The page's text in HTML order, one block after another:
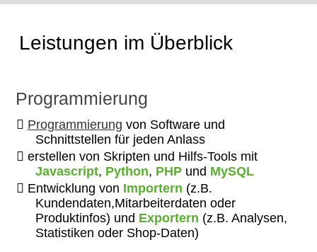
Leistungen im Überblick
Programmierung
Programmierung von Software und
Schnittstellen für jeden Anlass
erstellen von Skripten und Hilfs-Tools mit
Javascript, Python, PHPund MySQL
Entwicklung von Importern (z.B.
Kundendaten,Mitarbeiterdaten oder
Produktinfos) und Exportern (z.B. Analysen,
Statistiken oder Shop-Daten)